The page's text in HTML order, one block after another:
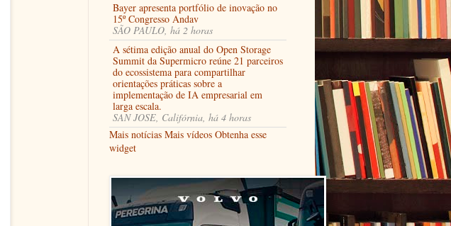
Bayer apresenta portfólio de inovação no
15º Congresso Andav
SÃO PAULO, há 2 horas
A sétima edição anual do Open Storage
Summit da Supermicro reúne 21 parceiros
do ecossistema para compartilhar
orientações práticas sobre a
implementação de IA empresarial em
larga escala.
SAN JOSE, Califórnia, há 4 horas
Mais notícias Mais vídeos Obtenha esse
widget